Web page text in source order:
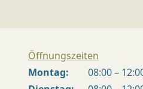
Öffnungszeiten
Montag:
08:00 –